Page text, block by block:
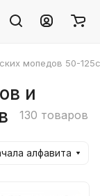
мопедов 50-
и
130 товаров
алфавита